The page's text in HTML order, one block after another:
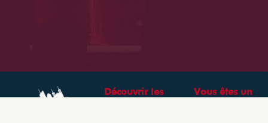
Découvrir les
Vous êtes un